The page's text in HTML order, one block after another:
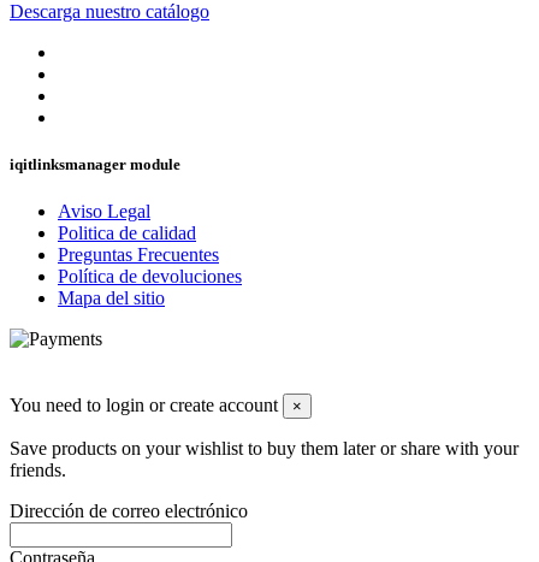
Descarga nuestro catálogo
iqitlinksmanager module
Aviso Legal
Politica de calidad
Preguntas Frecuentes
Política de devoluciones
Mapa del sitio
You need to login or create account ×
Save products on your wishlist to buy them later or share with your
friends.
Dirección de correo electrónico